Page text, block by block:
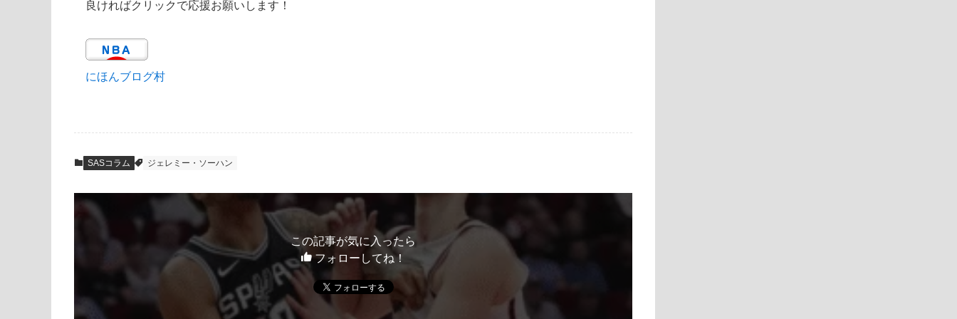
良ければクリックで応援お願いします！
にほんブログ村
SASコラム ジェレミー・ソーハン
この記事が気に入ったら
フォローしてね！